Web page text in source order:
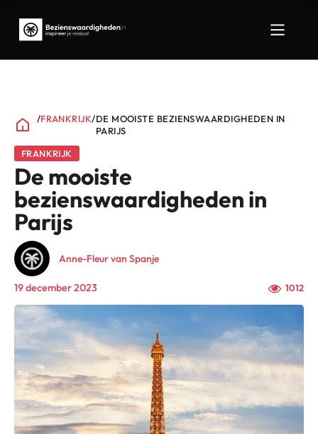
/FRANKRIJK/DE MOOISTE BEZIENSWAARDIGHEDEN IN
PARIJS
FRANKRIJK
De mooiste
bezienswaardigheden in
Parijs
Anne-Fleur van Spanje
19 december 2023 1012